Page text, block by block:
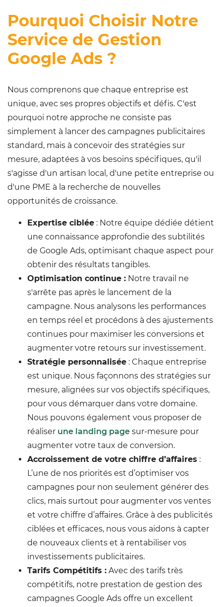
Pourquoi Choisir Notre
Service de Gestion
Google Ads ?
Nous comprenons que chaque entreprise est
unique, avec ses propres objectifs et défis. C'est
pourquoi notre approche ne consiste pas
simplement à lancer des campagnes publicitaires
standard, mais à concevoir des stratégies sur
mesure, adaptées à vos besoins spécifiques, qu'il
s'agisse d'un artisan local, d'une petite entreprise ou
d'une PME à la recherche de nouvelles
opportunités de croissance.
Expertise ciblée : Notre équipe dédiée détient
une connaissance approfondie des subtilités
de Google Ads, optimisant chaque aspect pour
obtenir des résultats tangibles.
Optimisation continue : Notre travail ne
s'arrête pas après le lancement de la
campagne. Nous analysons les performances
en temps réel et procédons à des ajustements
continues pour maximiser les conversions et
augmenter votre retours sur investissement.
Stratégie personnalisée : Chaque entreprise
est unique. Nous façonnons des stratégies sur
mesure, alignées sur vos objectifs spécifiques,
pour vous démarquer dans votre domaine.
Nous pouvons également vous proposer de
réaliser une landing page sur-mesure pour
augmenter votre taux de conversion.
Accroissement de votre chiffre d’affaires :
L’une de nos priorités est d’optimiser vos
campagnes pour non seulement générer des
clics, mais surtout pour augmenter vos ventes
et votre chiffre d’affaires. Grâce à des publicités
ciblées et efficaces, nous vous aidons à capter
de nouveaux clients et à rentabiliser vos
investissements publicitaires.
Tarifs Compétitifs : Avec des tarifs très
compétitifs, notre prestation de gestion des
campagnes Google Ads offre un excellent